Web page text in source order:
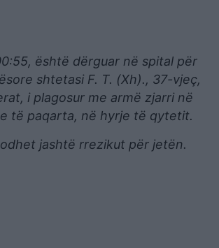
është dërguar në spital për
shtetasi F. T. (Xh)., 37-vjeç,
i plagosur me armë zjarri në
të paqarta, në hyrje të qytetit.
jashtë rrezikut për jetën.